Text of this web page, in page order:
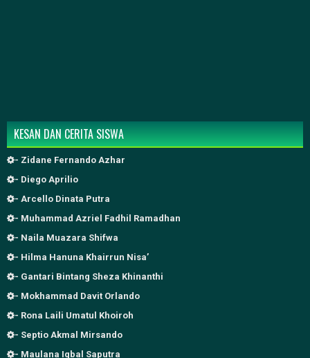
KESAN DAN CERITA SISWA
- Zidane Fernando Azhar
- Diego Aprilio
- Arcello Dinata Putra
- Muhammad Azriel Fadhil Ramadhan
- Naila Muazara Shifwa
- Hilma Hanuna Khairrun Nisa’
- Gantari Bintang Sheza Khinanthi
- Mokhammad Davit Orlando
- Rona Laili Umatul Khoiroh
- Septio Akmal Mirsando
- Maulana Iqbal Saputra